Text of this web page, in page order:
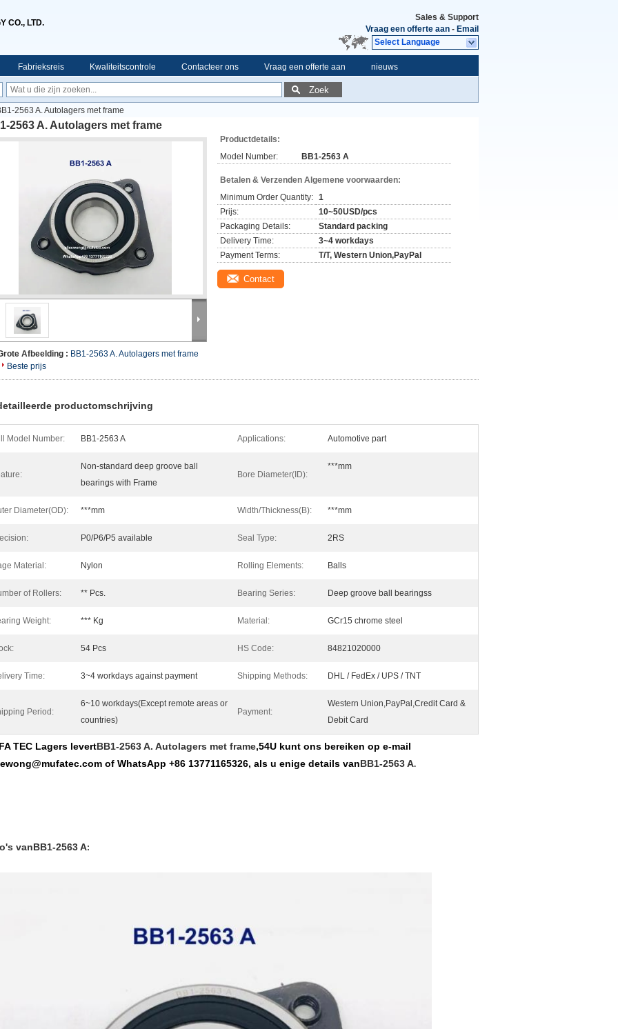
CO., LTD.
Sales & Support
Vraag een offerte aan - Email
Select Language
Fabrieksreis Kwaliteitscontrole Contacteer ons Vraag een offerte aan nieuws
Zoek
2563 A. Autolagers met frame
2563 A. Autolagers met frame
Afbeelding : BB1-2563 A. Autolagers met frame
Beste prijs
Productdetails:
Model Number:
BB1-2563 A
Betalen & Verzenden Algemene voorwaarden:
Minimum Order Quantity: 1
Prijs:
10~50USD/pcs
Packaging Details:
Standard packing
Delivery Time:
3~4 workdays
Payment Terms:
T/T, Western Union,PayPal
Contact
productomschrijving
Model Number: BB1-2563 A Applications: Automotive part
Non-standard deep groove ball
bearings with Frame
Bore Diameter(ID):
***mm
Diameter(OD): ***mm Width/Thickness(B): ***mm
P0/P6/P5 available Seal Type: 2RS
Material: Nylon Rolling Elements: Balls
of Rollers: ** Pcs. Bearing Series: Deep groove ball bearingss
Weight: *** Kg Material: GCr15 chrome steel
54 Pcs HS Code: 84821020000
Time: 3~4 workdays against payment Shipping Methods: DHL / FedEx / UPS / TNT
Period:
6~10 workdays(Except remote areas or
countries)
Payment:
Western Union,PayPal,Credit Card &
Debit Card
TEC Lagers levertBB1-2563 A. Autolagers met frame,54U kunt ons bereiken op e-mail
of WhatsApp +86 13771165326, als u enige details vanBB1-2563 A.
vanBB1-2563 A: